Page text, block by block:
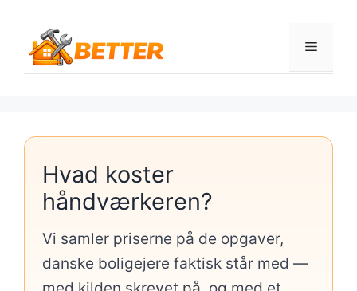
indhold
Menu
Hvad koster
håndværkeren?
Vi samler priserne på de opgaver,
danske boligejere faktisk står med —